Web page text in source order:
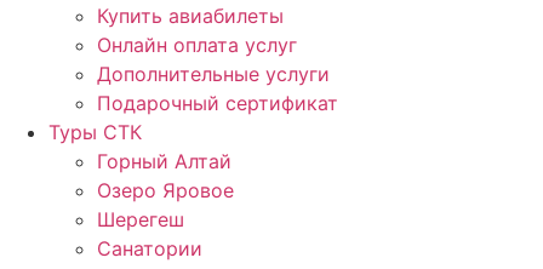
Купить авиабилеты
Онлайн оплата услуг
Дополнительные услуги
Подарочный сертификат
Туры СТК
Горный Алтай
Озеро Яровое
Шерегеш
Санатории